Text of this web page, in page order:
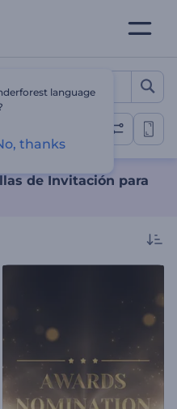
de Invitación para
language
thanks